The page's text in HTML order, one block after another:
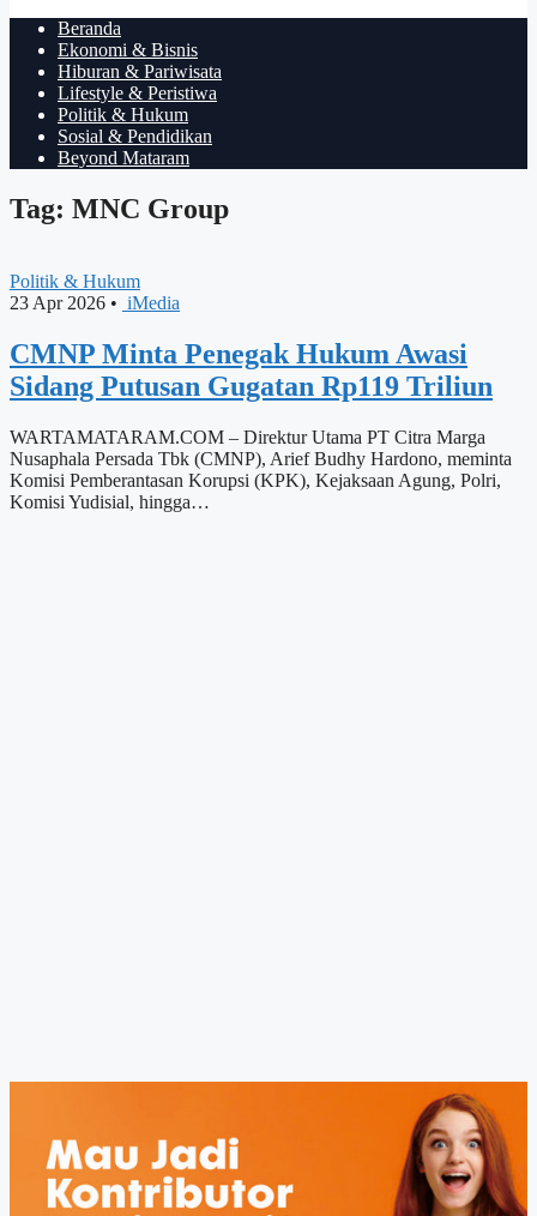
Beranda
Ekonomi & Bisnis
Hiburan & Pariwisata
Lifestyle & Peristiwa
Politik & Hukum
Sosial & Pendidikan
Beyond Mataram
Tag: MNC Group
Politik & Hukum
23 Apr 2026 • iMedia
CMNP Minta Penegak Hukum Awasi
Sidang Putusan Gugatan Rp119 Triliun
WARTAMATARAM.COM – Direktur Utama PT Citra Marga
Nusaphala Persada Tbk (CMNP), Arief Budhy Hardono, meminta
Komisi Pemberantasan Korupsi (KPK), Kejaksaan Agung, Polri,
Komisi Yudisial, hingga…